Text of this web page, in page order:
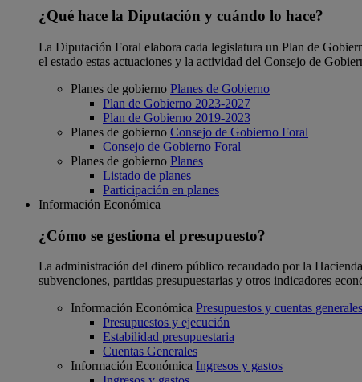
¿Qué hace la Diputación y cuándo lo hace?
La Diputación Foral elabora cada legislatura un Plan de
el estado estas actuaciones y la actividad del Consejo de
Planes de gobierno Planes de Gobierno
Plan de Gobierno 2023-2027
Plan de Gobierno 2019-2023
Planes de gobierno Consejo de Gobierno Foral
Consejo de Gobierno Foral
Planes de gobierno Planes
Listado de planes
Participación en planes
Información Económica
¿Cómo se gestiona el presupuesto?
La administración del dinero público recaudado por la
subvenciones, partidas presupuestarias y otros indicadores
Información Económica Presupuestos y cuentas generales
Presupuestos y ejecución
Estabilidad presupuestaria
Cuentas Generales
Información Económica Ingresos y gastos